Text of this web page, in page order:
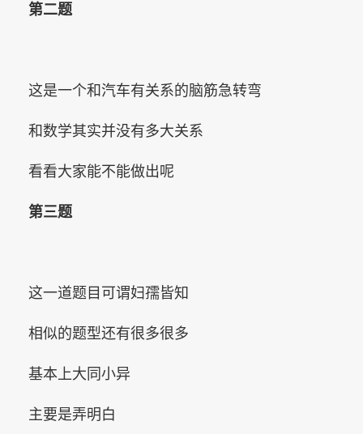
第二题
这是一个和汽车有关系的脑筋急转弯
和数学其实并没有多大关系
看看大家能不能做出呢
第三题
这一道题目可谓妇孺皆知
相似的题型还有很多很多
基本上大同小异
主要是弄明白